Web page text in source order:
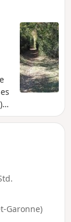
Garonne)